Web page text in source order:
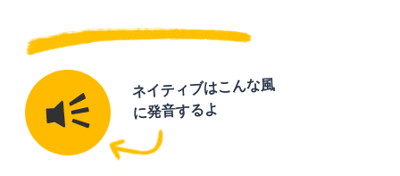
ネイティブはこんな風
に発音するよ